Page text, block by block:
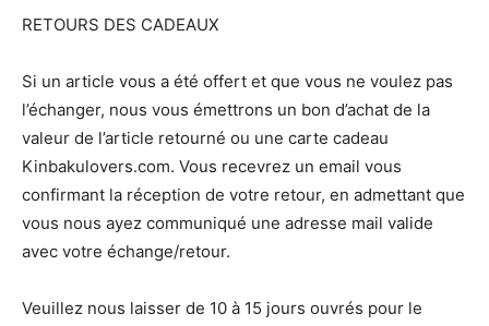
RETOURS DES CADEAUX
Si un article vous a été offert et que vous ne voulez pas
l’échanger, nous vous émettrons un bon d’achat de la
valeur de l’article retourné ou une carte cadeau
Kinbakulovers.com. Vous recevrez un email vous
confirmant la réception de votre retour, en admettant que
vous nous ayez communiqué une adresse mail valide
avec votre échange/retour.
Veuillez nous laisser de 10 à 15 jours ouvrés pour le